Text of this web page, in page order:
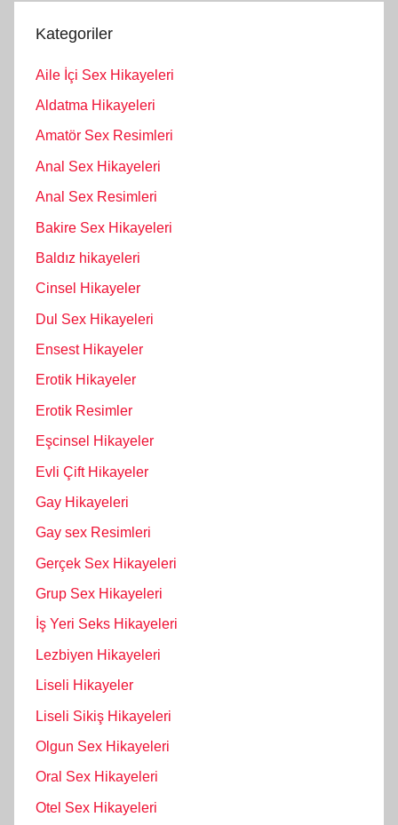
Kategoriler
Aile İçi Sex Hikayeleri
Aldatma Hikayeleri
Amatör Sex Resimleri
Anal Sex Hikayeleri
Anal Sex Resimleri
Bakire Sex Hikayeleri
Baldız hikayeleri
Cinsel Hikayeler
Dul Sex Hikayeleri
Ensest Hikayeler
Erotik Hikayeler
Erotik Resimler
Eşcinsel Hikayeler
Evli Çift Hikayeler
Gay Hikayeleri
Gay sex Resimleri
Gerçek Sex Hikayeleri
Grup Sex Hikayeleri
İş Yeri Seks Hikayeleri
Lezbiyen Hikayeleri
Liseli Hikayeler
Liseli Sikiş Hikayeleri
Olgun Sex Hikayeleri
Oral Sex Hikayeleri
Otel Sex Hikayeleri